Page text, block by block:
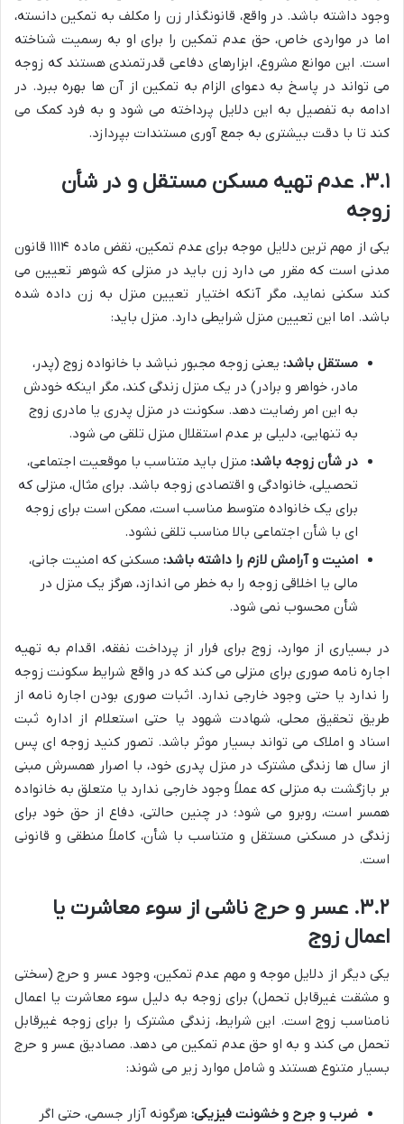
وجود داشته باشد. در واقع، قانونگذار زن را مکلف به تمکین دانسته،
اما در مواردی خاص، حق عدم تمکین را برای او به رسمیت شناخته
است. این موانع مشروع، ابزارهای دفاعی قدرتمندی هستند که زوجه
می تواند در پاسخ به دعوای الزام به تمکین از آن ها بهره ببرد. در
ادامه به تفصیل به این دلایل پرداخته می شود و به فرد کمک می
کند تا با دقت بیشتری به جمع آوری مستندات بپردازد.
۳.۱. عدم تهیه مسکن مستقل و در شأن
زوجه
یکی از مهم ترین دلایل موجه برای عدم تمکین، نقض ماده ۱۱۱۴ قانون
مدنی است که مقرر می دارد زن باید در منزلی که شوهر تعیین می
کند سکنی نماید، مگر آنکه اختیار تعیین منزل به زن داده شده
باشد. اما این تعیین منزل شرایطی دارد. منزل باید:
مستقل باشد: یعنی زوجه مجبور نباشد با خانواده زوج (پدر،
مادر، خواهر و برادر) در یک منزل زندگی کند، مگر اینکه خودش
به این امر رضایت دهد. سکونت در منزل پدری یا مادری زوج
به تنهایی، دلیلی بر عدم استقلال منزل تلقی می شود.
در شأن زوجه باشد: منزل باید متناسب با موقعیت اجتماعی،
تحصیلی، خانوادگی و اقتصادی زوجه باشد. برای مثال، منزلی که
برای یک خانواده متوسط مناسب است، ممکن است برای زوجه
ای با شأن اجتماعی بالا مناسب تلقی نشود.
امنیت و آرامش لازم را داشته باشد: مسکنی که امنیت جانی،
مالی یا اخلاقی زوجه را به خطر می اندازد، هرگز یک منزل در
شأن محسوب نمی شود.
در بسیاری از موارد، زوج برای فرار از پرداخت نفقه، اقدام به تهیه
اجاره نامه صوری برای منزلی می کند که در واقع شرایط سکونت زوجه
را ندارد یا حتی وجود خارجی ندارد. اثبات صوری بودن اجاره نامه از
طریق تحقیق محلی، شهادت شهود یا حتی استعلام از اداره ثبت
اسناد و املاک می تواند بسیار موثر باشد. تصور کنید زوجه ای پس
از سال ها زندگی مشترک در منزل پدری خود، با اصرار همسرش مبنی
بر بازگشت به منزلی که عملاً وجود خارجی ندارد یا متعلق به خانواده
همسر است، روبرو می شود؛ در چنین حالتی، دفاع از حق خود برای
زندگی در مسکنی مستقل و متناسب با شأن، کاملاً منطقی و قانونی
است.
۳.۲. عسر و حرج ناشی از سوء معاشرت یا
اعمال زوج
یکی دیگر از دلایل موجه و مهم عدم تمکین، وجود عسر و حرج (سختی
و مشقت غیرقابل تحمل) برای زوجه به دلیل سوء معاشرت یا اعمال
نامناسب زوج است. این شرایط، زندگی مشترک را برای زوجه غیرقابل
تحمل می کند و به او حق عدم تمکین می دهد. مصادیق عسر و حرج
بسیار متنوع هستند و شامل موارد زیر می شوند:
ضرب و جرح و خشونت فیزیکی: هرگونه آزار جسمی، حتی اگر